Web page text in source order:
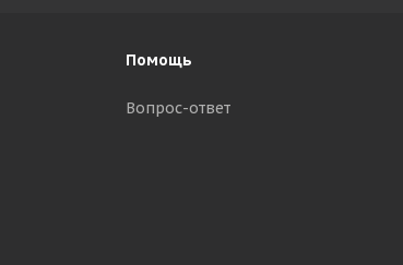
Помощь
Вопрос-ответ